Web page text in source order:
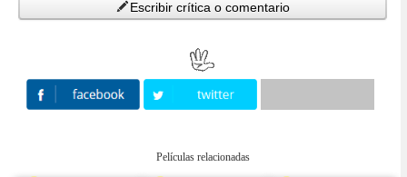
Escribir crítica o comentario
Películas relacionadas